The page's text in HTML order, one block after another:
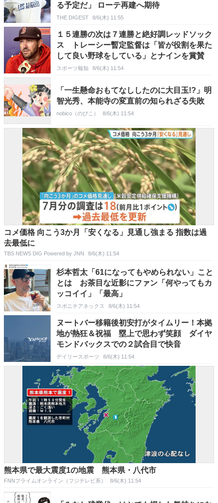
る予定だ」 ローテ再建へ期待
THE DIGEST 8/6(木) 11:55
１５連勝の次は７連勝と絶好調レッドソック
ス トレーシー暫定監督は「皆が役割を果た
して良い野球をしている」とナインを賞賛
スポーツ報知 8/6(木) 11:54
「一生懸命おもてなししたのに大目玉!?」明
智光秀、本能寺の変直前の知られざる失敗
nobico（のびこ） 8/6(木) 11:54
コメ価格 向こう3か月「安くなる」見通し強まる 指数は過
去最低に
TBS NEWS DIG Powered by JNN 8/6(木) 11:54
杉本哲太「61になってもやめられない」こと
とは お茶目な近影にファン「何やってもカ
ッコイイ」「最高」
スポニチアネックス 8/6(木) 11:54
ヌートバー移籍後初安打がタイムリー！本拠
地が熱狂＆祝福 塁上で思わず笑顔 ダイヤ
モンドバックスでの２試合目で快音
デイリースポーツ 8/6(木) 11:54
熊本県で最大震度1の地震 熊本県・八代市
FNNプライムオンライン（フジテレビ系） 8/6(木) 11:54